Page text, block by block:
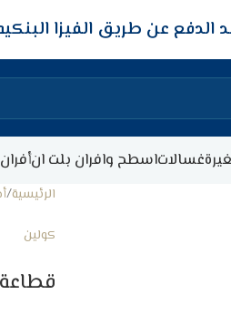
غسالاتاسطح وافران بلت انأفران
الرئيسية
كولين
قطاعة